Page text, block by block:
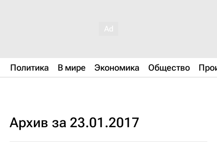
Политика В мире Экономика Общество
Архив за 23.01.2017